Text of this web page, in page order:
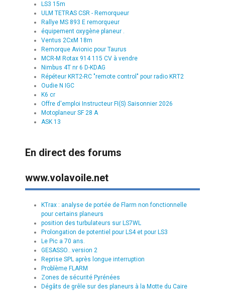
LS3 15m
ULM TETRAS CSR - Remorqueur
Rallye MS 893 E remorqueur
équipement oxygène planeur .
Ventus 2CxM 18m
Remorque Avionic pour Taurus
MCR-M Rotax 914 115 CV à vendre
Nimbus 4T nr 6 D-KDAG
Répéteur KRT2-RC "remote control" pour radio KRT2
Oudie N IGC
K6 cr
Offre d'emploi Instructeur FI(S) Saisonnier 2026
Motoplaneur SF 28 A
ASK 13
En direct des forums
www.volavoile.net
KTrax : analyse de portée de Flarm non fonctionnelle
pour certains planeurs
position des turbulateurs sur LS7WL
Prolongation de potentiel pour LS4 et pour LS3
Le Pic a 70 ans.
GESASSO...version 2
Reprise SPL après longue interruption
Problème FLARM
Zones de sécurité Pyrénées
Dégâts de grêle sur des planeurs à la Motte du Caire